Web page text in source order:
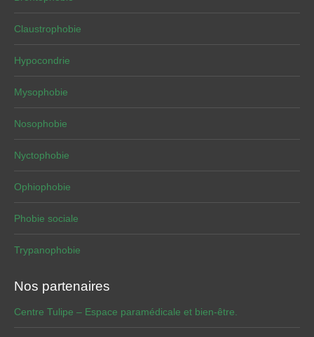
Claustrophobie
Hypocondrie
Mysophobie
Nosophobie
Nyctophobie
Ophiophobie
Phobie sociale
Trypanophobie
Nos partenaires
Centre Tulipe – Espace paramédicale et bien-être.